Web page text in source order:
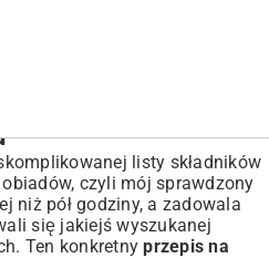
listy składników
czyli mój sprawdzony
niż pół godziny, a zadowala
się jakiejś wyszukanej
Ten konkretnyprzepis na